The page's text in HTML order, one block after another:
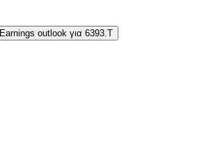
Earnings outlook για 6393.T